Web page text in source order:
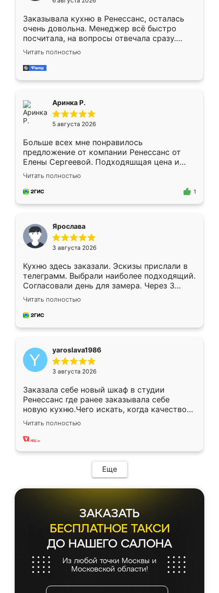
мебели буду заказывать только здесь.
Заказывала кухню в Ренессанс, осталась
очень довольна. Менеджер всё быстро
посчитала, на вопросы отвечала сразу.
Замерщик приехал в субботу, подошёл к
делу со всей ответственностью. Собрали
за день, ребята работали аккуратно, даже
Читать полностью
Аринка Р.
5 августа 2026
Больше всех мне понравилось
предложение от компании Ренессанс от
Елены Сергеевой. Подходяшщая цена и
короткие сроки изготовления. Приехавший
для замера сотрудник Владислав
предложил по моему эскизу самый
Читать полностью
1
Ярослава
3 августа 2026
Кухню здесь заказали. Эскизы прислали в
телеграмм. Выбрали наиболее подходящий.
Согласовали день для замера. Через 3
недели кухня была уже готова. Остались
довольны работой. Спасибо Ренессанс
мебель за качественную работу!
Читать полностью
yaroslava1986
3 августа 2026
Заказала себе новый шкаф в студии
Ренессанс где ранее заказывала себе
новую кухню.Чего искать, когда качеством
вполне довольна. Служит кухня уже почти
два года, нареканий нет.
Читать полностью
Еще
ЗАКАЗАТЬ
БЕСПЛАТНОЕ ТАКСИ
ДО НАШЕГО САЛОНА
Из любой точки Москвы и
Московской области!